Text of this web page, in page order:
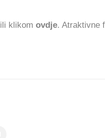
ili klikom ovdje. Atraktivne